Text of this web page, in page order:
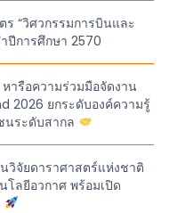
ร “วิศวกรรมการบินและ
ปีการศึกษา 2570
ารือความร่วมมือจัดงาน
2026 ยกระดับองค์ความรู้
นระดับสากล
วิจัยดาราศาสตร์แห่งชาติ
โลยีอวกาศ พร้อมเปิด